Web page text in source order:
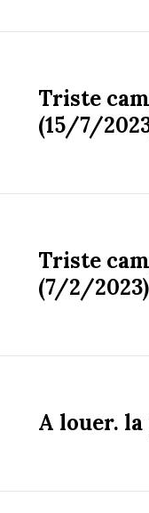
Triste
(15/7/
Triste
(7/2/2023)
A louer.